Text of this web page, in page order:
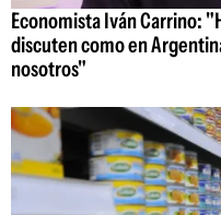
Economista Iván Carrino:
discuten como en
nosotros"